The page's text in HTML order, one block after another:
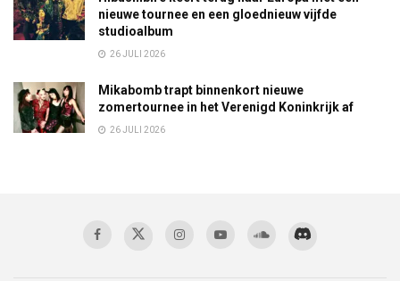
nieuwe tournee en een gloednieuw vijfde
studioalbum
26 JULI 2026
Mikabomb trapt binnenkort nieuwe
zomertournee in het Verenigd Koninkrijk af
26 JULI 2026